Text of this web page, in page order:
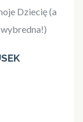
Dziecię (a